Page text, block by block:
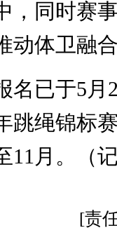
，同时赛
动体卫融
已于5月
绳锦标
11月。（
[责